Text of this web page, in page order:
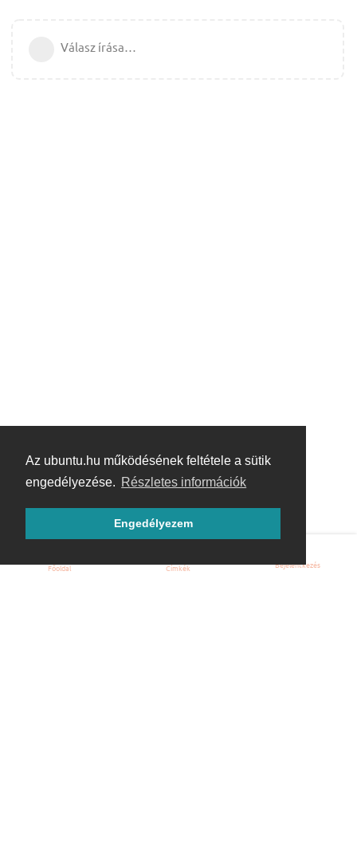
Az ubuntu.hu működésének feltétele a sütik
engedélyezése. Részletes információk
Engedélyezem
Válasz írása…
Főoldal Címkék Bejelentkezés